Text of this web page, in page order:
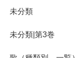
未分類
未分類|第3巻